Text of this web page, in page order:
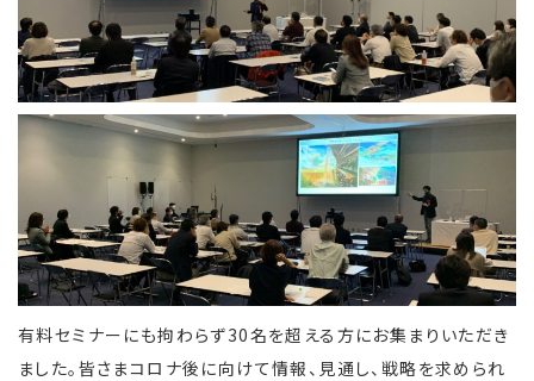
有料セミナーにも拘わらず30名を超える方にお集まりいただき
ました。皆さまコロナ後に向けて情報、見通し、戦略を求められ